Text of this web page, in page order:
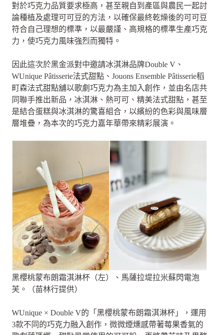
對於巧克力品質要求極高，甚至親自到產區與農民一起討
論種植及處理可可豆的方法，以確保最終乾燥後的可可豆
符合自己理想的標準，以最嚴謹、高規格的標準生產巧克
力，使巧克力風味強烈而獨特。
因此這次於黑金派對中邀請冰淇淋品牌Double V、
WUnique Pâtisserie法式甜點、Jouons Ensemble Pâtisserie稻
町森法式甜點舖以歌劇巧克力為主加入創作，並由名店共
同聯手推出新品，冰淇淋、熱可可、精美法式甜點，甚至
是結合蛋糕與冰淇淋的驚喜組合，以繽紛的色彩與風味層
層堆疊，為本次的巧克力嘉年華帶來精彩展演。
黑櫻桃蒙布朗霜淇淋杯（左）、馬薩拉堤拉米蘇閃電泡
芙。（苗林行提供）
WUnique × Double V的「黑櫻桃蒙布朗霜淇淋杯」，運用
3款不同的巧克力融入創作，微微煙燻感帶著莓果香氣的